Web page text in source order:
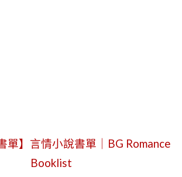
單】言情小說書單｜BG Romance
Booklist